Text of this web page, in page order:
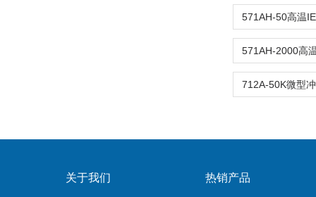
关于我们 热销产品